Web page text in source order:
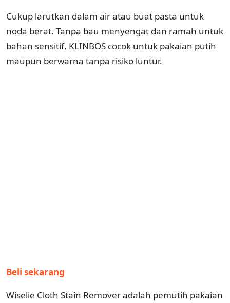
Cukup larutkan dalam air atau buat pasta untuk
noda berat. Tanpa bau menyengat dan ramah untuk
bahan sensitif, KLINBOS cocok untuk pakaian putih
maupun berwarna tanpa risiko luntur.
Beli sekarang
Wiselie Cloth Stain Remover adalah pemutih pakaian